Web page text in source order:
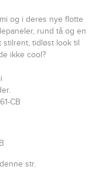
og i deres nye flotte
rund tå og en
tidløst look til
ikke cool?
CB
str.